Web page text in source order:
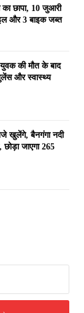
छापा, 10 जुआरी
और 3 बाइक जब्त
की मौत के बाद
और स्वास्थ्य
खुलेंगे, बैनगंगा नदी
छोड़ा जाएगा 265